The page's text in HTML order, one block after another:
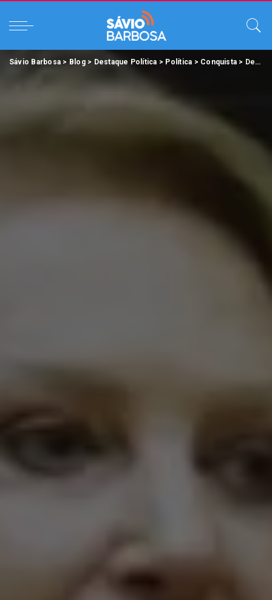
Sávio Barbosa > Blog> Destaque Política > Política > Conquista > Deputada Elcione Barbalho consegue junto ao Governo do Estado, a pavimentação da Transmaú.